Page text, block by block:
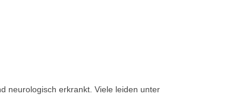
neurologisch erkrankt. Viele leiden unter